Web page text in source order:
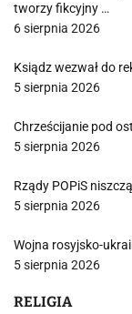
tworzy fikcyjny …
6 sierpnia 2026
Ksiądz wezwał do
5 sierpnia 2026
Chrześcijanie pod
5 sierpnia 2026
Rządy POPiS
5 sierpnia 2026
Wojna rosyjsko-
5 sierpnia 2026
RELIGIA